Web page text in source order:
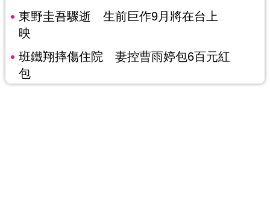
東野圭吾驟逝 生前巨作9月將在台上
映
班鐵翔摔傷住院 妻控曹雨婷包6百元紅
包